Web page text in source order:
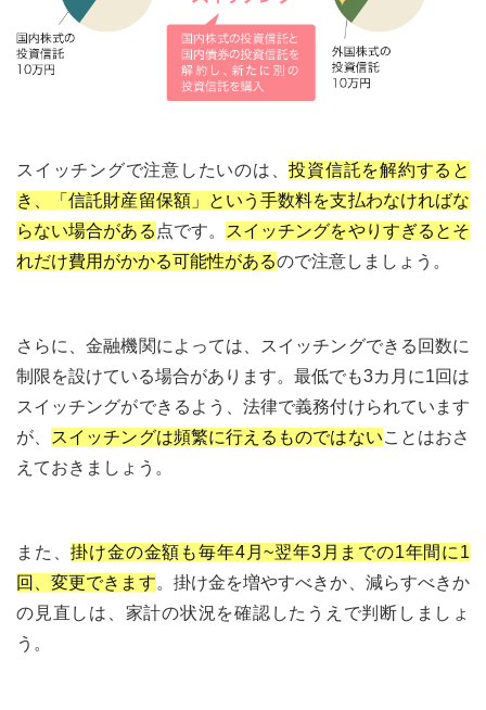
スイッチングで注意したいのは、投資信託を解約すると
き、「信託財産留保額」という手数料を支払わなければな
らない場合がある 点です。
スイッチングをやりすぎるとそ
れだけ費用がかかる可能性があるので注意しましょう。
さらに、金融機関によっては、スイッチングできる回数に
制限を設けている場合があります。最低でも3カ月に1回は
スイッチングができるよう、法律で義務付けられています
が、
スイッチングは頻繁に行えるものではないことはおさ
えておきましょう。
また、掛け金の金額も毎年4月~翌年3月までの1年間に1
回、変更できます。掛け金を増やすべきか、減らすべきか
の見直しは、家計の状況を確認したうえで判断しましょ
う。